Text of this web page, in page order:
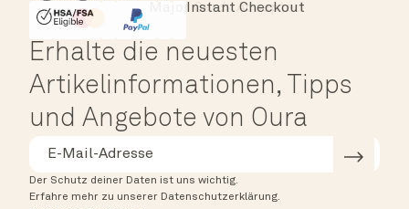
HSA/FSA Eligible
Affirm
Instant Checkout
Erhalte die neuesten
Artikelinformationen, Tipps
und Angebote von Oura
Der Schutz deiner Daten ist uns wichtig.
Erfahre mehr zu unserer Datenschutzerklärung.